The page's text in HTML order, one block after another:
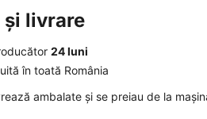
și livrare
24 luni
în toată România
ambalate și se preiau de la